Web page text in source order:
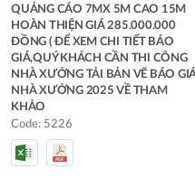
QUẢNG CÁO 7MX 5M CAO 15M
HOÀN THIỆN GIÁ 285.000.000
ĐỒNG ( ĐỂ XEM CHI TIẾT BÁO
GIÁ,QUÝ KHÁCH CẦN THI CÔNG
NHÀ XƯỞNG TẢI BẢN VẼ BÁO
NHÀ XƯỞNG 2025 VỀ THAM
KHẢO
Code: 5226